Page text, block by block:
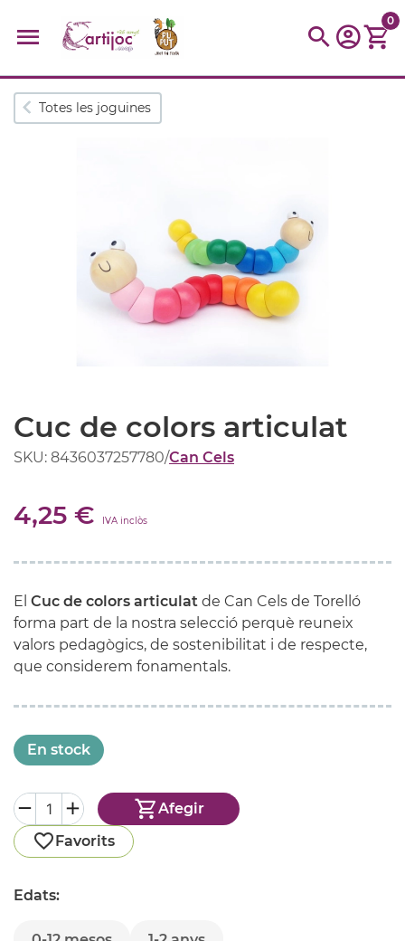
Cerques populars
0
Totes les joguines
Cuc de colors articulat
SKU: 8436037257780/Can Cels
4,25 € IVA inclòs
El Cuc de colors articulat de Can Cels de Torelló
forma part de la nostra selecció perquè reuneix
valors pedagògics, de sostenibilitat i de respecte,
que considerem fonamentals.
En stock
Afegir
Favorits
Edats: